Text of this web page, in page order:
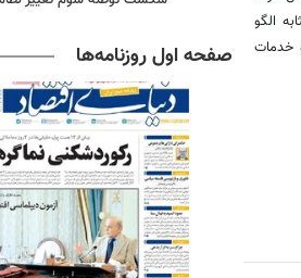
الگو
خدمات
صفحه اول روزنامه‌ها